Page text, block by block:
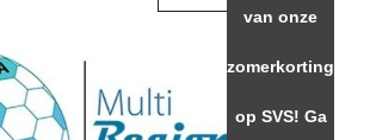
van onze
zomerkorting
op SVS! Ga